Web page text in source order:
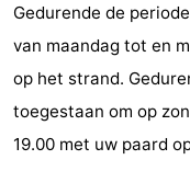
Golfplatze
-
Sportangeln
Essen
und
Veranstaltungen
Gedurende de
van maandag tot en
op het strand.
toegestaan om op
19.00 met uw paard